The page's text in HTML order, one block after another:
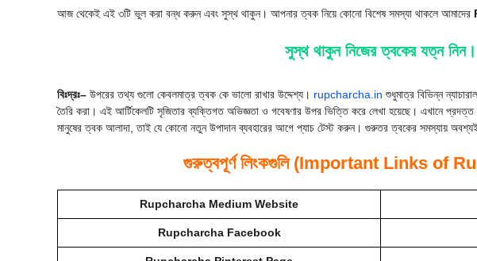
আজ থেকেই এই ৩টি ভুল করা বন্ধ করুন এবং সুস্থ থাকুন। আপনার ত্বক নিয়ে কোনো বিশেষ সমস্যা থাকলে আমাদের
সুস্থ থাকুন নিজের ত্বকের যত্ন নিন।
বিঃদ্রঃ– উপরের তথ্য গুলো কেবলমাত্র ত্বক কে ভালো রাখার উদ্দেশ্য। rupcharcha.in শুধুমাত্র বিভিন্ন
তৈরি করা। এই আর্টিকেলটি সৃজিতার ব্যক্তিগত অভিজ্ঞতা ও গবেষণার উপর ভিত্তি করে লেখা হয়েছে। এখানে প্রদত্ত
মানুষের ত্বক আলাদা, তাই যে কোনো নতুন উপাদান ব্যবহারের আগে প্যাচ টেস্ট করুন। গুরুতর ত্বকের সমস্যায় অবশ্যই
গুরুত্বপূর্ণ লিংকগুলি (Important Links of
Rupcharcha Medium Website
Rupcharcha Facebook